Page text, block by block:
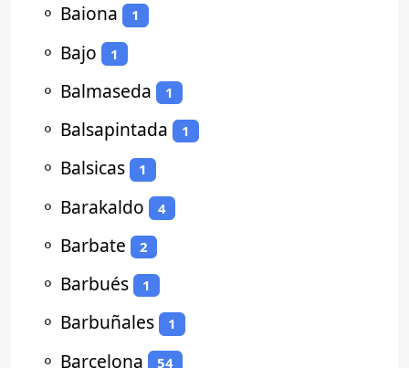
⚬ Baiona 1
⚬ Bajo 1
⚬ Balmaseda 1
⚬ Balsapintada 1
⚬ Balsicas 1
⚬ Barakaldo 4
⚬ Barbate 2
⚬ Barbués 1
⚬ Barbuñales 1
⚬ Barcelona 54